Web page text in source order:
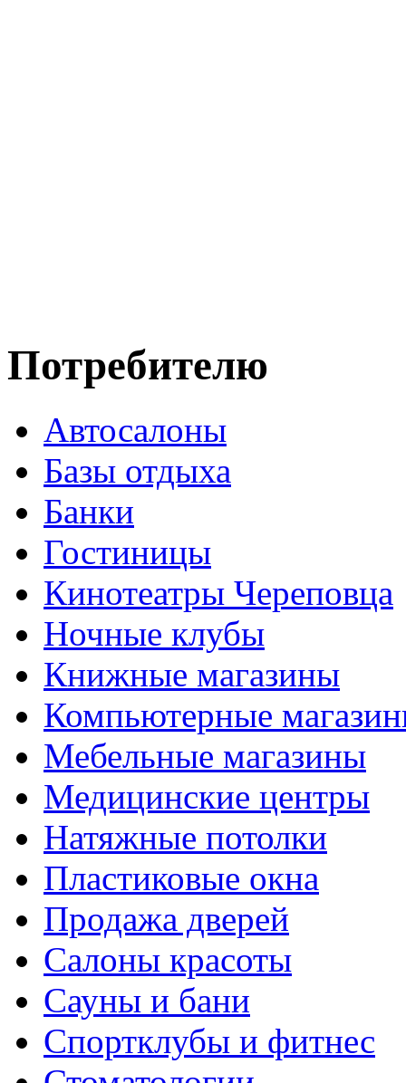
Потребителю
Автосалоны
Базы отдыха
Банки
Гостиницы
Кинотеатры Череповца
Ночные клубы
Книжные магазины
Компьютерные
Мебельные магазины
Медицинские центры
Натяжные потолки
Пластиковые окна
Продажа дверей
Салоны красоты
Сауны и бани
Спортклубы и фитнес